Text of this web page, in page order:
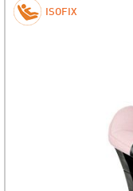
ISOFIX